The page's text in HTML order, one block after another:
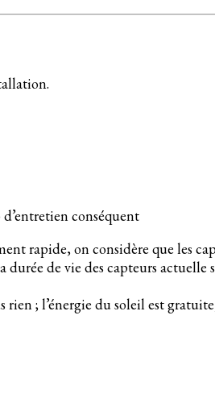
conséquent
rapide, on considère que les
de vie des capteurs actuelle
; l’énergie du soleil est